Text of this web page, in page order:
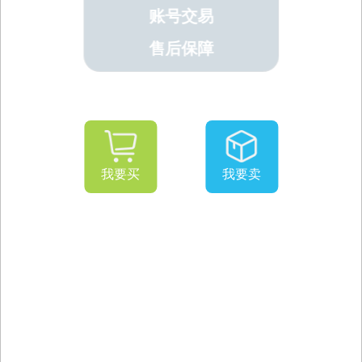
账号交易
售后保障
我要买 我要卖